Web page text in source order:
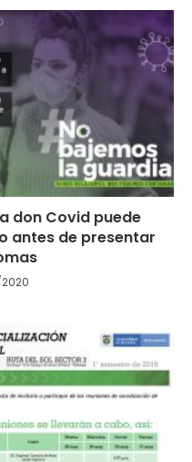
don Covid puede
antes de presentar